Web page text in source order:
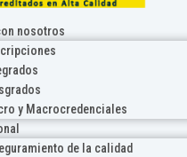
nosotros
y Macrocredenciales
de la calidad